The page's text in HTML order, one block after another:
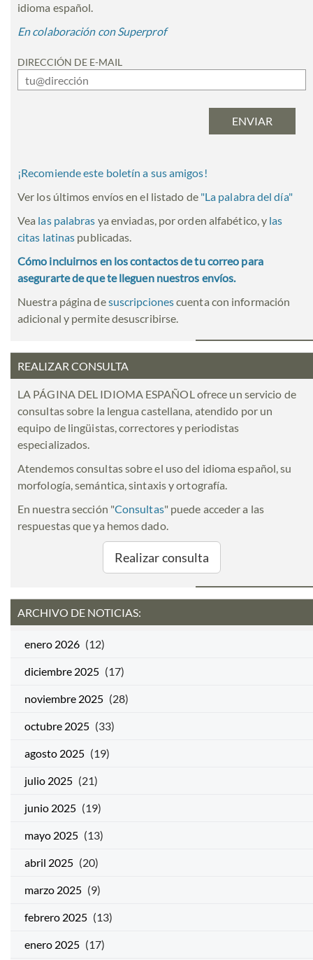
idioma español.
En colaboración con Superprof
DIRECCIÓN DE E-MAIL
¡Recomiende este boletín a sus amigos!
Ver los últimos envíos en el listado de "La palabra del día"
Vea las palabras ya enviadas, por orden alfabético, y las
citas latinas publicadas.
Cómo incluirnos en los contactos de tu correo para
asegurarte de que te lleguen nuestros envíos.
Nuestra página desuscripcionescuenta con información
adicional y permite desuscribirse.
REALIZAR CONSULTA
LA PÁGINA DEL IDIOMA ESPAÑOL ofrece un servicio de
consultas sobre la lengua castellana, atendido por un
equipo de lingüistas, correctores y periodistas
especializados.
Atendemos consultas sobre el uso del idioma español, su
morfología, semántica, sintaxis y ortografía.
En nuestra sección "Consultas" puede acceder a las
respuestas que ya hemos dado.
Realizar consulta
ARCHIVO DE NOTICIAS:
enero 2026 (12)
diciembre 2025 (17)
noviembre 2025 (28)
octubre 2025 (33)
agosto 2025 (19)
julio 2025 (21)
junio 2025 (19)
mayo 2025 (13)
abril 2025 (20)
marzo 2025 (9)
febrero 2025 (13)
enero 2025 (17)